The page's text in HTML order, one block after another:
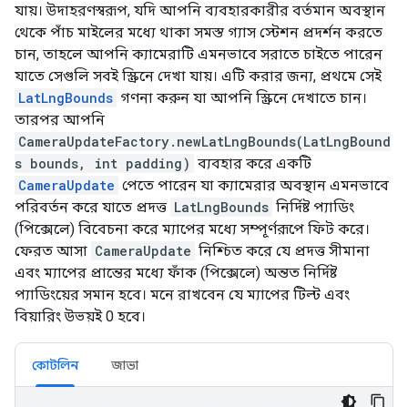
যায়। উদাহরণস্বরূপ, যদি আপনি ব্যবহারকারীর বর্তমান অবস্থান
থেকে পাঁচ মাইলের মধ্যে থাকা সমস্ত গ্যাস স্টেশন প্রদর্শন করতে
চান, তাহলে আপনি ক্যামেরাটি এমনভাবে সরাতে চাইতে পারেন
যাতে সেগুলি সবই স্ক্রিনে দেখা যায়। এটি করার জন্য, প্রথমে সেই
LatLngBounds গণনা করুন যা আপনি স্ক্রিনে দেখাতে চান।
তারপর আপনি
CameraUpdateFactory.newLatLngBounds(LatLngBound
s bounds, int padding) ব্যবহার করে একটি
CameraUpdate পেতে পারেন যা ক্যামেরার অবস্থান এমনভাবে
পরিবর্তন করে যাতে প্রদত্ত LatLngBounds নির্দিষ্ট প্যাডিং
(পিক্সেলে) বিবেচনা করে ম্যাপের মধ্যে সম্পূর্ণরূপে ফিট করে।
ফেরত আসা CameraUpdate নিশ্চিত করে যে প্রদত্ত সীমানা
এবং ম্যাপের প্রান্তের মধ্যে ফাঁক (পিক্সেলে) অন্তত নির্দিষ্ট
প্যাডিংয়ের সমান হবে। মনে রাখবেন যে ম্যাপের টিল্ট এবং
বিয়ারিং উভয়ই 0 হবে।
কোটলিন জাভা